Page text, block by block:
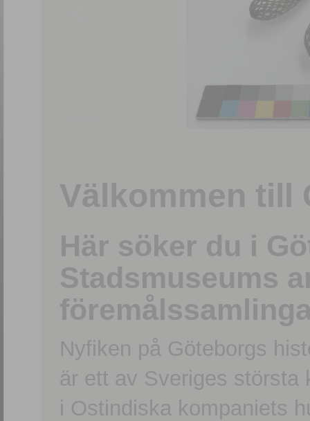
Välkommen till
Här söker du i
Stadsmuseums
Nyfiken på Göteborgs
är ett av Sveriges största
i Ostindiska kompaniets